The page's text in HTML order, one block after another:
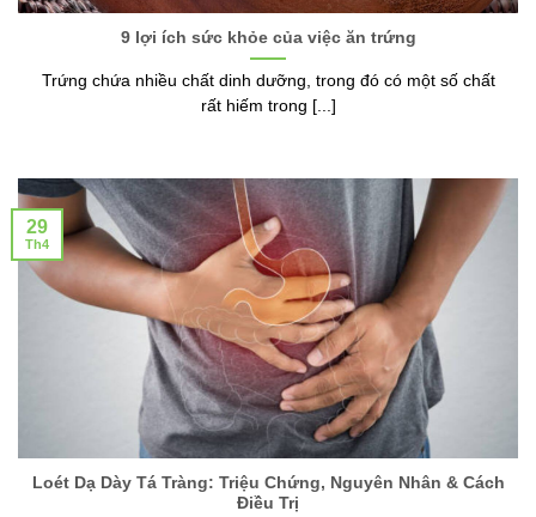
9 lợi ích sức khỏe của việc ăn trứng
Trứng chứa nhiều chất dinh dưỡng, trong đó có một số chất
rất hiếm trong [...]
Loét Dạ Dày Tá Tràng: Triệu Chứng, Nguyên Nhân & Cách
Điều Trị
29
Th4